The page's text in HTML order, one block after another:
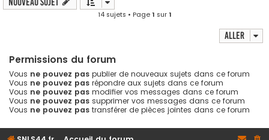
14 sujets • Page1 sur1
Aller
Permissions du forum
Vous ne pouvez pas publier de nouveaux sujets dans ce forum
Vous ne pouvez pas répondre aux sujets dans ce forum
Vous ne pouvez pas modifier vos messages dans ce forum
Vous ne pouvez pas supprimer vos messages dans ce forum
Vous ne pouvez pas transférer de pièces jointes dans ce forum